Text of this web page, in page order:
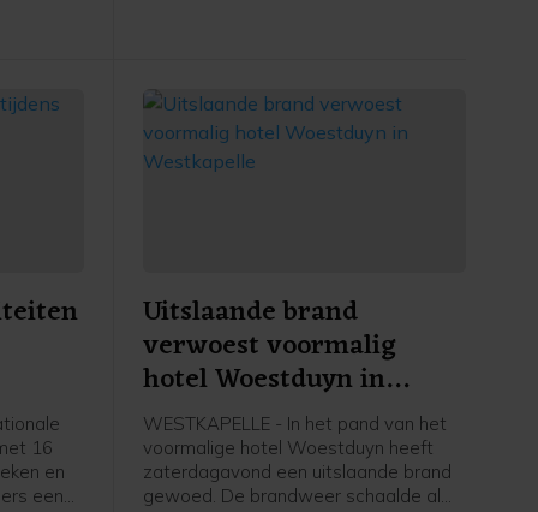
16
en
een
Uitslaande brand
verwoest voormalig
hotel Woestduyn in
Westkapelle
WESTKAPELLE - In het pand van het
voormalige hotel Woestduyn heeft
zaterdagavond een uitslaande brand
gewoed. De brandweer schaalde al